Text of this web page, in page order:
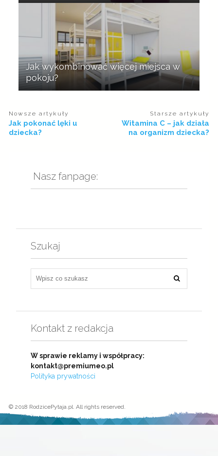
Jak wykombinować więcej miejsca w
pokoju?
Nowsze artykuły
Jak pokonać lęki u
dziecka?
Starsze artykuły
Witamina C – jak działa
na organizm dziecka?
Nasz fanpage:
Szukaj
Kontakt z redakcja
W sprawie reklamy i współpracy:
kontakt@premiumeo.pl
Polityka prywatności
© 2018 RodzicePytaja.pl. All rights reserved.